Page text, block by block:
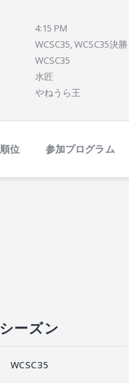
4:15 PM
WCSC35, WCSC35決勝
WCSC35
水匠
やねうら王
順位 参加プログラム
シーズン
WCSC35